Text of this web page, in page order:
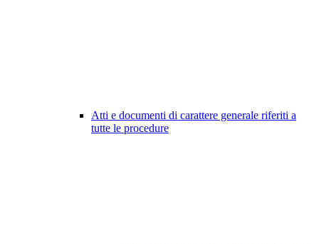
Atti e documenti di carattere generale riferiti a
tutte le procedure